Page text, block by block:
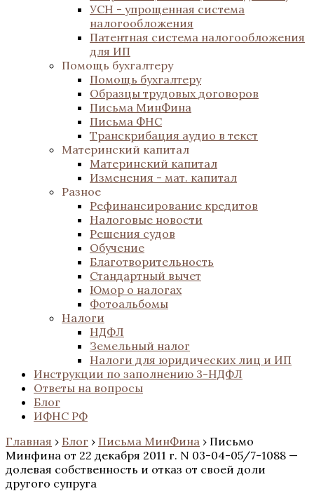
УСН - упрощенная система
налогообложения
Патентная система налогообложения
для ИП
Помощь бухгалтеру
Помощь бухгалтеру
Образцы трудовых договоров
Письма МинФина
Письма ФНС
Транскрибация аудио в текст
Материнский капитал
Материнский капитал
Изменения - мат. капитал
Разное
Рефинансирование кредитов
Налоговые новости
Решения судов
Обучение
Благотворительность
Стандартный вычет
Юмор о налогах
Фотоальбомы
Налоги
НДФЛ
Земельный налог
Налоги для юридических лиц и ИП
Инструкции по заполнению 3-НДФЛ
Ответы на вопросы
Блог
ИФНС РФ
Главная › Блог › Письма МинФина › Письмо
Минфина от 22 декабря 2011 г. N 03-04-05/7-1088 —
долевая собственность и отказ от своей доли
другого супруга